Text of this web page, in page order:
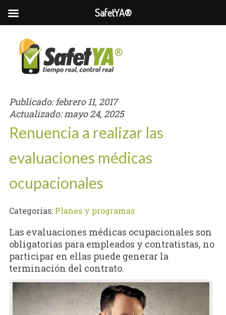
Publicado:febrero 11, 2017
Actualizado:mayo 24, 2025
Renuencia a realizar las
evaluaciones médicas
ocupacionales
Categorías: Planes y programas
Las evaluaciones médicas ocupacionales son
obligatorias para empleados y contratistas, no
participar en ellas puede generar la
terminación del contrato.
SafetYA®